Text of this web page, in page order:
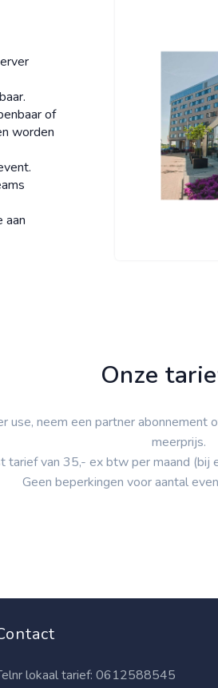
of
worden
aan
Onze
use, neem een partner
meerprijs.
tarief van 35,- ex btw per maand (bij
Geen beperkingen voor aantal
lokaal tarief: 0612588545